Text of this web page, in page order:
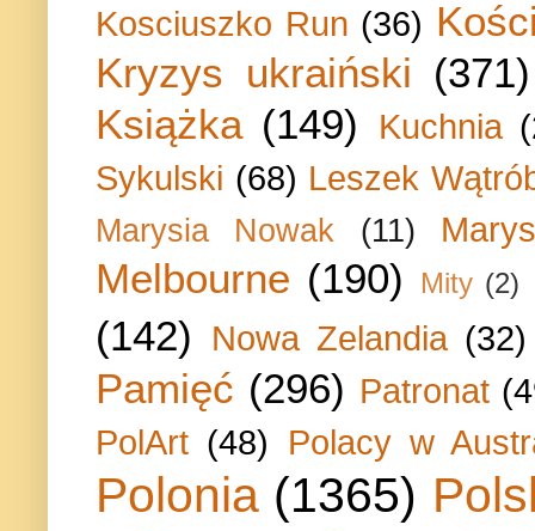
Kosciuszko Run (36)
Kryzys ukraiński (371)
Książka (149) Kuchnia
Sykulski (68) Leszek
Marysia Nowak (11)
Melbourne (190) Mity (2)
(142) Nowa Zelandia (32)
Pamięć (296) Patronat
PolArt (48) Polacy w
Polonia (1365)